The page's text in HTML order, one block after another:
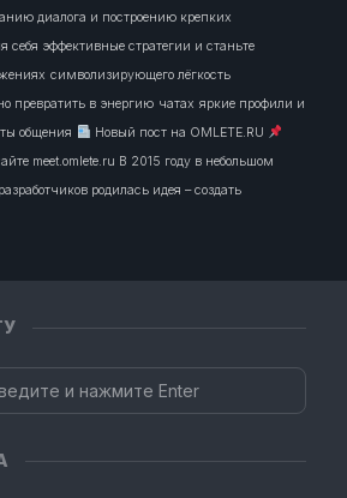
диалога и построению крепких
себя эффективные стратегии и станьте
символизирующего лёгкость
превратить в энергию чатах яркие профили и
общения
Новый пост на OMLETE.RU
meet.omlete.ru В 2015 году в небольшом
родилась идея – создать